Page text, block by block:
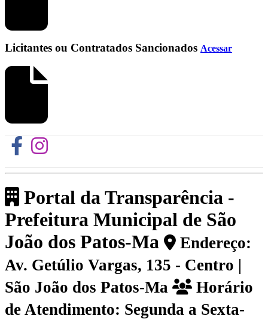
Licitantes ou Contratados Sancionados Acessar
Portal da Transparência -
Prefeitura Municipal de São
João dos Patos-Ma
Endereço:
Av. Getúlio Vargas, 135 - Centro |
São João dos Patos-Ma
Horário
de Atendimento: Segunda a Sexta-